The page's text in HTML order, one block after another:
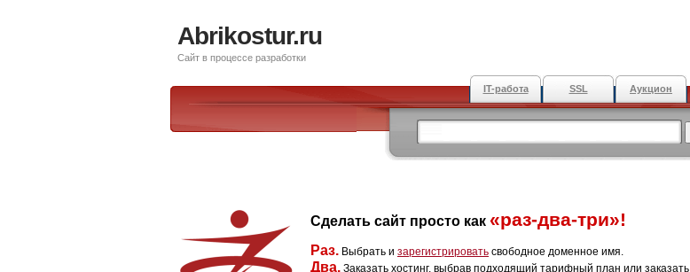
Abrikostur.ru
Сайт в процессе разработки
IT-работа SSL Аукцион
Сделать сайт просто как «раз-два-три»!
Раз. Выбрать и зарегистрировать свободное доменное имя.
Два. Заказать хостинг, выбрав подходящий тарифный план или заказать